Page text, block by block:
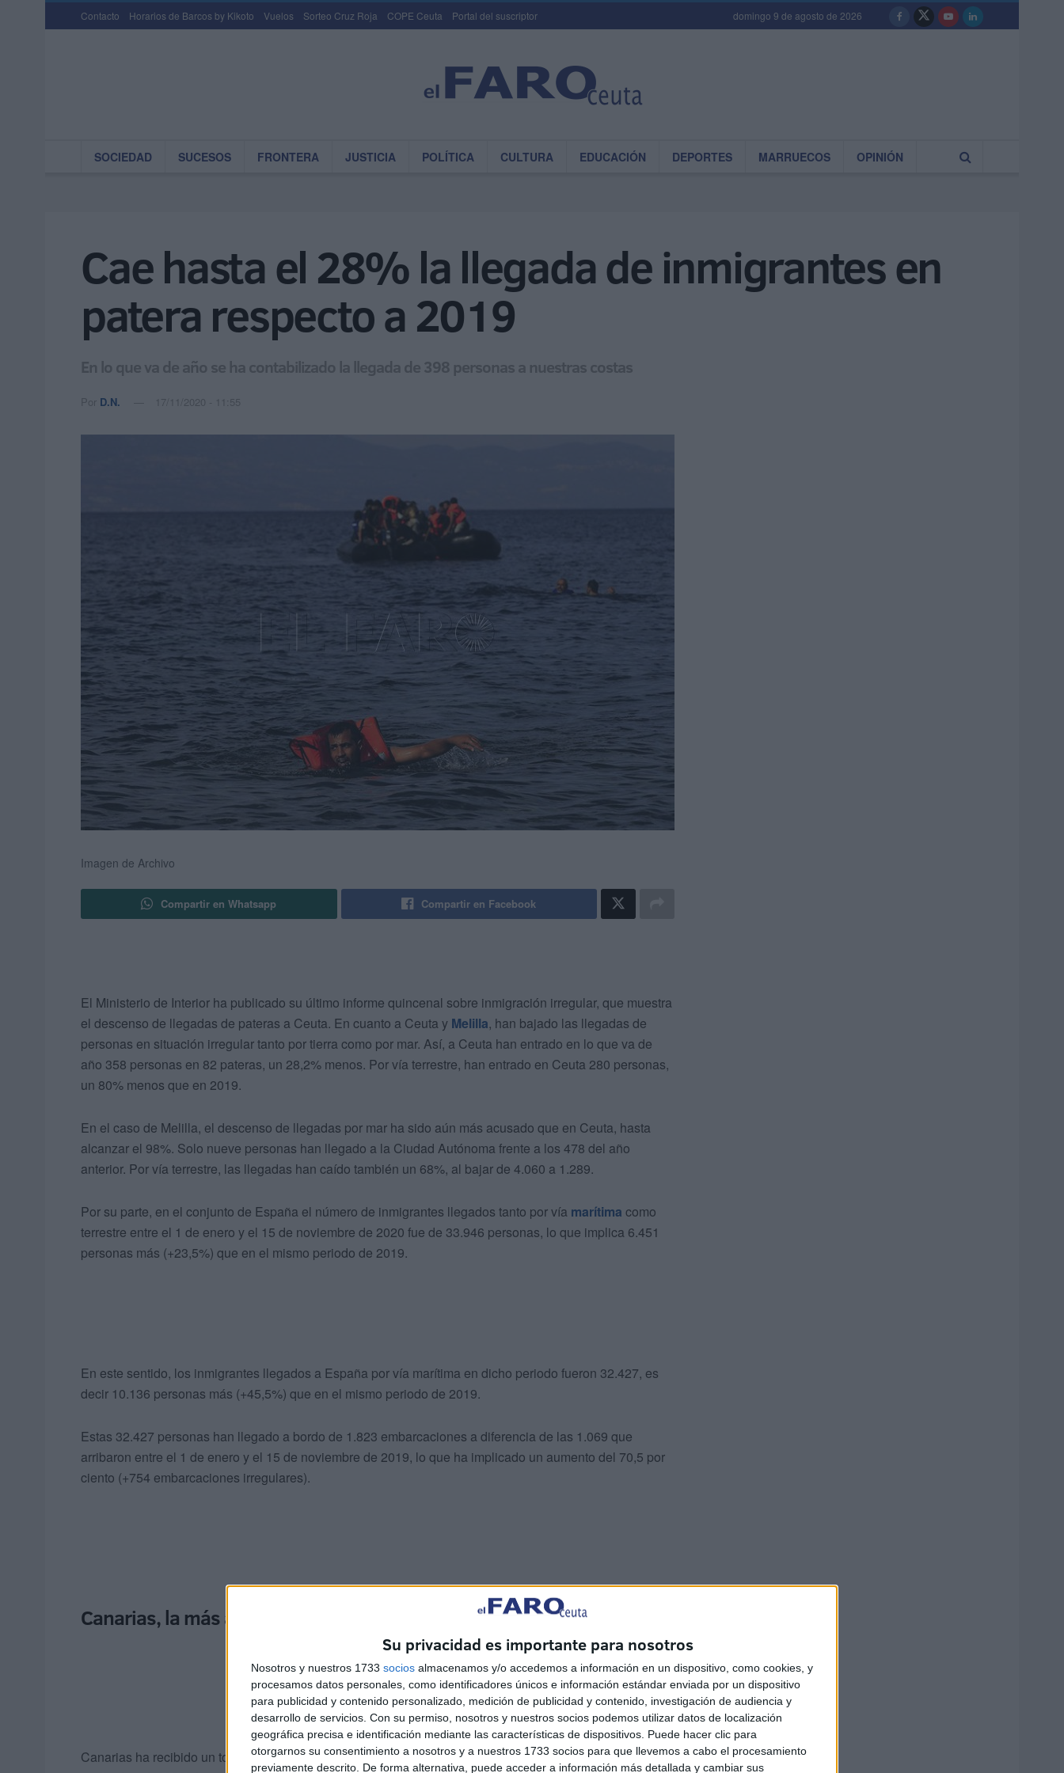
Su privacidad es importante para nosotros
Nosotros y nuestros 1733 socios almacenamos y/o accedemos a información en un dispositivo, como cookies, y
procesamos datos personales, como identificadores únicos e información estándar enviada por un dispositivo
para publicidad y contenido personalizado, medición de publicidad y contenido, investigación de audiencia y
desarrollo de servicios. Con su permiso, nosotros y nuestros socios podemos utilizar datos de localización
geográfica precisa e identificación mediante las características de dispositivos. Puede hacer clic para
otorgarnos su consentimiento a nosotros y a nuestros 1733 socios para que llevemos a cabo el procesamiento
previamente descrito. De forma alternativa, puede acceder a información más detallada y cambiar sus
Contacto Horarios de Barcos by Kikoto Vuelos Sorteo Cruz Roja COPE Ceuta Portal del suscriptor domingo 9 de agosto de 2026
SOCIEDAD SUCESOS FRONTERA JUSTICIA POLÍTICA CULTURA EDUCACIÓN DEPORTES MARRUECOS OPINIÓN
Cae hasta el 28% la llegada de inmigrantes en
patera respecto a 2019
En lo que va de año se ha contabilizado la llegada de 398 personas a nuestras costas
Por D.N. 17/11/2020 - 11:55
Imagen de Archivo
Compartir en Whatsapp Compartir en Facebook
El Ministerio de Interior ha publicado su último informe quincenal sobre inmigración irregular, que muestra
el descenso de llegadas de pateras a Ceuta. En cuanto a Ceuta y Melilla, han bajado las llegadas de
personas en situación irregular tanto por tierra como por mar. Así, a Ceuta han entrado en lo que va de
año 358 personas en 82 pateras, un 28,2% menos. Por vía terrestre, han entrado en Ceuta 280 personas,
un 80% menos que en 2019.
En el caso de Melilla, el descenso de llegadas por mar ha sido aún más acusado que en Ceuta, hasta
alcanzar el 98%. Solo nueve personas han llegado a la Ciudad Autónoma frente a los 478 del año
anterior. Por vía terrestre, las llegadas han caído también un 68%, al bajar de 4.060 a 1.289.
Por su parte, en el conjunto de España el número de inmigrantes llegados tanto por vía marítima como
terrestre entre el 1 de enero y el 15 de noviembre de 2020 fue de 33.946 personas, lo que implica 6.451
personas más (+23,5%) que en el mismo periodo de 2019.
En este sentido, los inmigrantes llegados a España por vía marítima en dicho periodo fueron 32.427, es
decir 10.136 personas más (+45,5%) que en el mismo periodo de 2019.
Estas 32.427 personas han llegado a bordo de 1.823 embarcaciones a diferencia de las 1.069 que
arribaron entre el 1 de enero y el 15 de noviembre de 2019, lo que ha implicado un aumento del 70,5 por
ciento (+754 embarcaciones irregulares).
Canarias, la más afectada
Canarias ha recibido un total de 16.760 inmigrantes por vía marítima entre el 1 de enero y el 15 de